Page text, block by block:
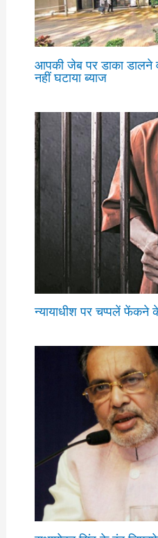
आपकी जेब पर डाका डालने
नहीं घटाया ब्याज
न्यायाधीश पर चप्पलें फेंकने